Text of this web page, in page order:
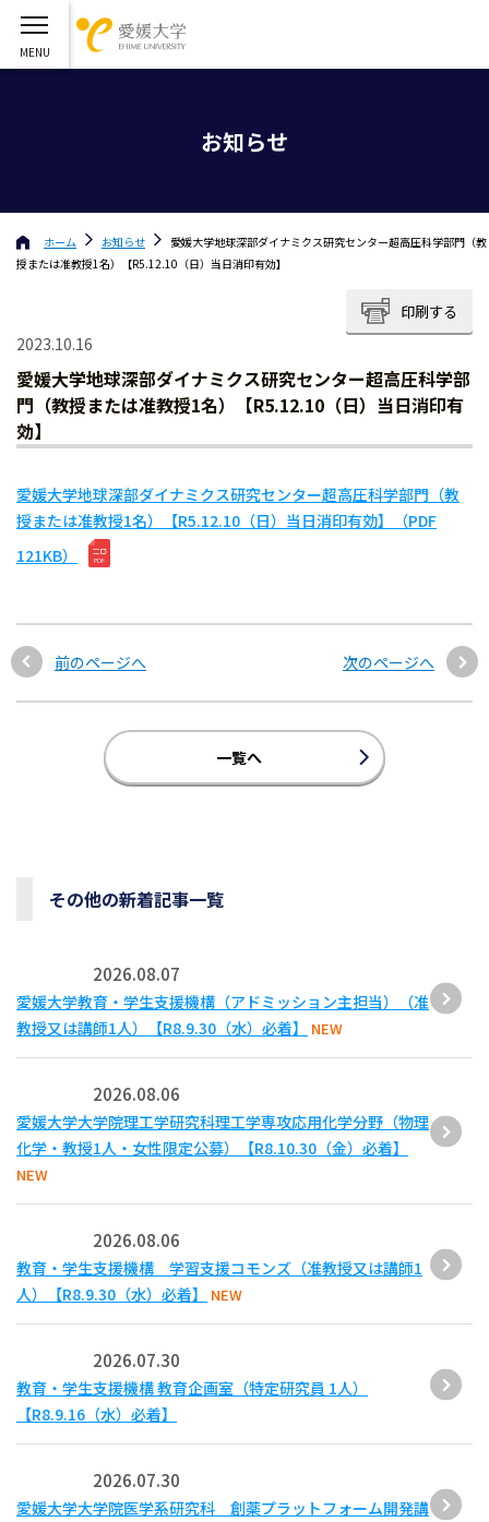
お知らせ
ホーム お知らせ
愛媛大学地球深部ダイナミクス研究センター超高圧科学部門（教
授または准教授1名）【R5.12.10（日）当日消印有効】
印刷する
2023.10.16
愛媛大学地球深部ダイナミクス研究センター超高圧科学部
門（教授または准教授1名）【R5.12.10（日）当日消印有
効】
愛媛大学地球深部ダイナミクス研究センター超高圧科学部門（教
授または准教授1名）【R5.12.10（日）当日消印有効】（PDF
121KB）
前のページへ 次のページへ
一覧へ
その他の新着記事一覧
2026.08.07
愛媛大学教育・学生支援機構（アドミッション主担当）（准
教授又は講師1人）【R8.9.30（水）必着】
NEW
2026.08.06
愛媛大学大学院理工学研究科理工学専攻応用化学分野（物理
化学・教授1人・女性限定公募）【R8.10.30（金）必着】
NEW
2026.08.06
教育・学生支援機構 学習支援コモンズ（准教授又は講師1
人）【R8.9.30（水）必着】
NEW
2026.07.30
教育・学生支援機構 教育企画室（特定研究員 1人）
【R8.9.16（水）必着】
2026.07.30
愛媛大学大学院医学系研究科 創薬プラットフォーム開発講